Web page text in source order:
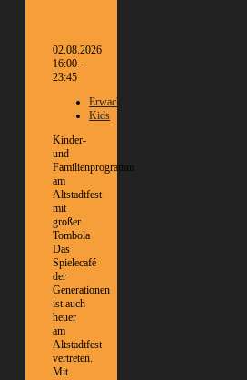
02.08.2026
16:00 -
23:45
Erwachsene
Kids
Kinder-
und
Familienprogramm
am
Altstadtfest
mit
großer
Tombola
Das
Spielecafé
der
Generationen
ist auch
heuer
am
Altstadtfest
vertreten.
Mit